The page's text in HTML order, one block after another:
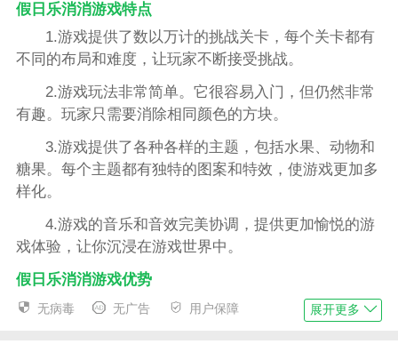
假日乐消消游戏特点
1.游戏提供了数以万计的挑战关卡，每个关卡都有
不同的布局和难度，让玩家不断接受挑战。
2.游戏玩法非常简单。它很容易入门，但仍然非常
有趣。玩家只需要消除相同颜色的方块。
3.游戏提供了各种各样的主题，包括水果、动物和
糖果。每个主题都有独特的图案和特效，使游戏更加多
样化。
4.游戏的音乐和音效完美协调，提供更加愉悦的游
戏体验，让你沉浸在游戏世界中。
假日乐消消游戏优势
1.该游戏设有排名系统，玩家可以与来自世界各地
无病毒 无广告 用户保障 展开更多